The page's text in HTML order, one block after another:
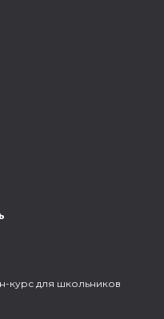
курс для школьников